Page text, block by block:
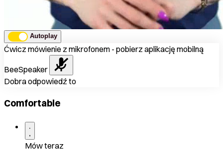
Autoplay
Ćwicz mówienie z mikrofonem - pobierz aplikację mobilną
BeeSpeaker
Dobra odpowiedź to
Comfortable
Mów teraz